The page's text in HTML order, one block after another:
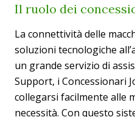
Il ruolo dei
La connettività delle
soluzioni tecnologiche
un grande servizio di
Support, i Concessionari
collegarsi facilmente alle
necessità. Con questo